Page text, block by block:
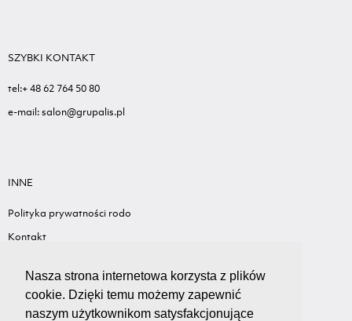
Nasza strona internetowa korzysta z plików
cookie. Dzięki temu możemy zapewnić
naszym użytkownikom satysfakcjonujące
SZYBKI KONTAKT
tel:+ 48 62 764 50 80
e-mail: salon@grupalis.pl
INNE
Polityka prywatności rodo
Kontakt
Standardy ochrony małoletnich
Wyceń swój samochód